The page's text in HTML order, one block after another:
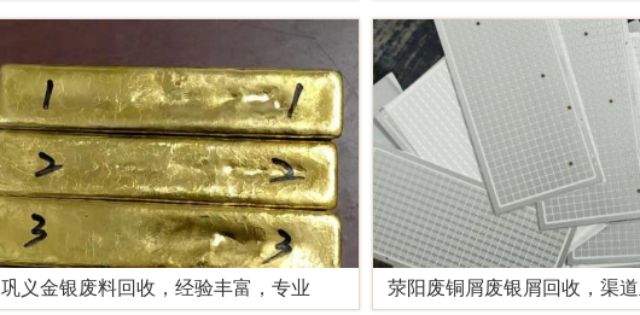
巩义金银废料回收，经验丰富，专业 荥阳废铜屑废银屑回收，渠道